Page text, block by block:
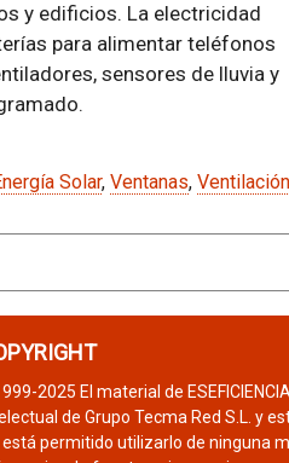
y edificios. La electricidad
para alimentar teléfonos
sensores de lluvia y
Solar, Ventanas, Ventilación
2025 El material de
de Grupo Tecma Red S.L. y
está permitido utilizarlo de ninguna